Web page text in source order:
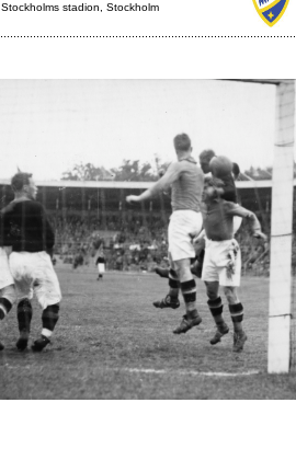
Stockholms stadion, Stockholm